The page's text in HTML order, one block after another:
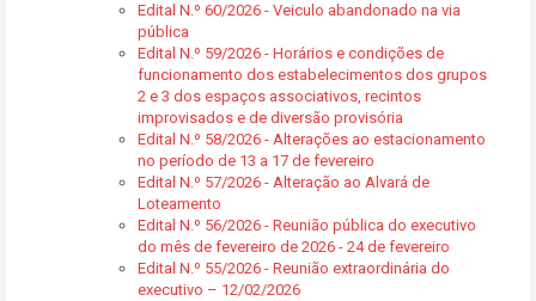
Edital N.º 60/2026 - Veiculo abandonado na via
pública
Edital N.º 59/2026 - Horários e condições de
funcionamento dos estabelecimentos dos grupos
2 e 3 dos espaços associativos, recintos
improvisados e de diversão provisória
Edital N.º 58/2026 - Alterações ao estacionamento
no período de 13 a 17 de fevereiro
Edital N.º 57/2026 - Alteração ao Alvará de
Loteamento
Edital N.º 56/2026 - Reunião pública do executivo
do mês de fevereiro de 2026 - 24 de fevereiro
Edital N.º 55/2026 - Reunião extraordinária do
executivo – 12/02/2026